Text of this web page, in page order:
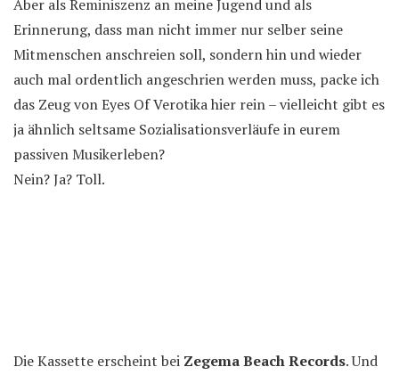
Aber als Reminiszenz an meine Jugend und als
Erinnerung, dass man nicht immer nur selber seine
Mitmenschen anschreien soll, sondern hin und wieder
auch mal ordentlich angeschrien werden muss, packe ich
das Zeug von Eyes Of Verotika hier rein – vielleicht gibt es
ja ähnlich seltsame Sozialisationsverläufe in eurem
passiven Musikerleben?
Nein? Ja? Toll.
Die Kassette erscheint bei Zegema Beach Records. Und